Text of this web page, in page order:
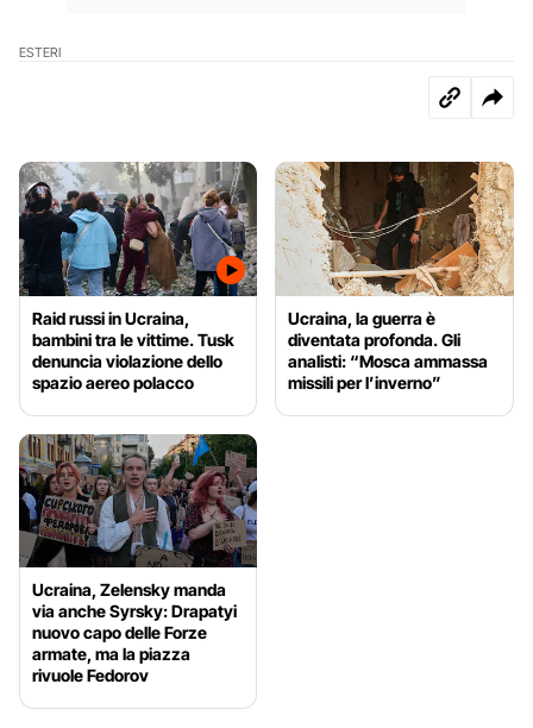
ESTERI
Raid russi in Ucraina,
bambini tra le vittime. Tusk
denuncia violazione dello
spazio aereo polacco
Ucraina, la guerra è
diventata profonda. Gli
analisti: “Mosca ammassa
missili per l’inverno”
Ucraina, Zelensky manda
via anche Syrsky: Drapatyi
nuovo capo delle Forze
armate, ma la piazza
rivuole Fedorov